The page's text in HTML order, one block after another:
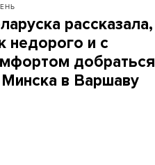
рассказала,
недорого и с
добраться
Минска в Варшаву